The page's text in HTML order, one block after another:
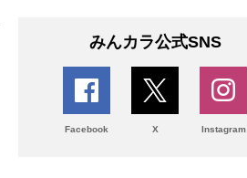
みんカラ公式SNS
Facebook X Instagram